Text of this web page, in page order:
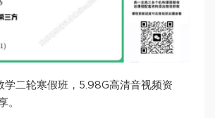
二轮寒假班，5.98G高清音视频资
。